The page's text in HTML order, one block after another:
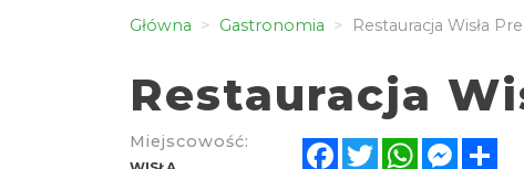
Główna Gastronomia Restauracja Wisła
Restauracja
Miejscowość: FacebookTwitterWhatsApp